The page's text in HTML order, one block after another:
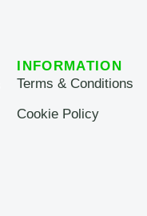
INFORMATION
Terms & Conditions
Cookie Policy